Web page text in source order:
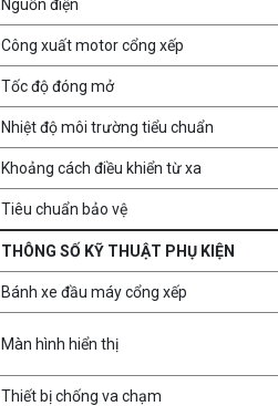
Nguồn điện
Công xuất motor cổng xếp
Tốc độ đóng mở
Nhiệt độ môi trường tiểu chuẩn
Khoảng cách điều khiển từ xa
Tiêu chuẩn bảo vệ
THÔNG SỐ KỸ THUẬT PHỤ KIỆN
Bánh xe đầu máy cổng xếp
Màn hình hiển thị
Thiết bị chống va chạm